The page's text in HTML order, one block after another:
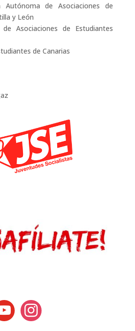
Autónoma de Asociaciones de
y León
de Asociaciones de Estudiantes
de Canarias